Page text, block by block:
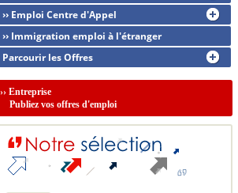
›› Emploi Centre d'Appel
›› Immigration emploi à l'étranger
Parcourir les Offres
›› Entreprise
Publiez vos offres d'emploi